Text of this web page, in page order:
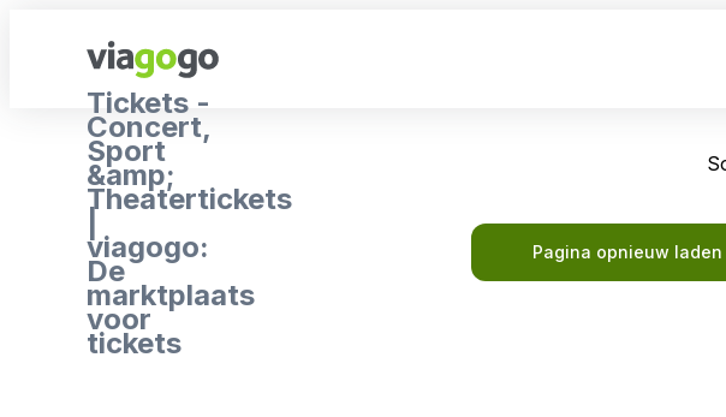
Tickets -
Concert,
Sport
&amp;
Theatertickets
viagogo:
De
marktplaats
voor
tickets
Pagina opnieuw laden